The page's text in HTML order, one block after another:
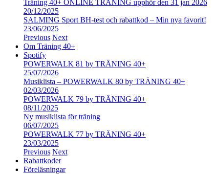
Träning 40+ ONLINE TRÄNING upphör den 31 jan 2026
20/12/2025
SALMING Sport BH-test och rabattkod – Min nya favorit!
23/06/2025
Previous Next
Om Träning 40+
Spotify
POWERWALK 81 by TRÄNING 40+
25/07/2026
Musiklista – POWERWALK 80 by TRÄNING 40+
02/03/2026
POWERWALK 79 by TRÄNING 40+
08/11/2025
Ny musiklista för träning
06/07/2025
POWERWALK 77 by TRÄNING 40+
23/03/2025
Previous Next
Rabattkoder
Föreläsningar